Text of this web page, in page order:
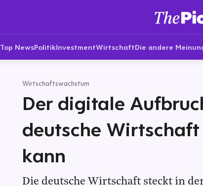
Top NewsPolitikInvestmentWirtschaftDie andere
Wirtschaftswachstum
Der digitale
deutsche
kann
Die deutsche Wirtschaft steckt in